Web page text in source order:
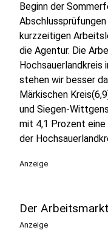
Beginn der
kurzzeitigen
die Agentur. Die
Hochsauerlandkreis
stehen wir besser
Märkischen
und Siegen-
mit 4,1 Prozent
der
Anzeige
Der
Anzeige